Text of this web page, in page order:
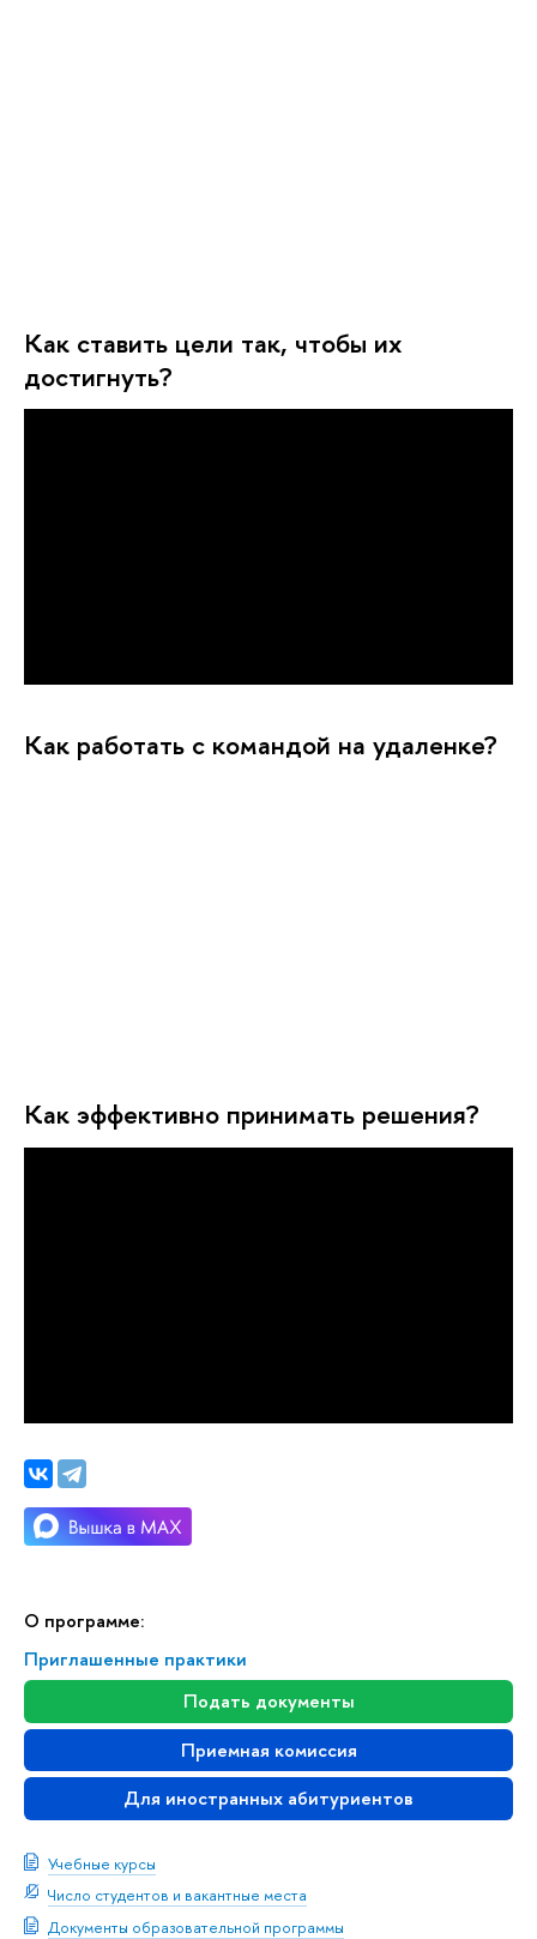
О программе:
Приглашенные практики
Подать документы
Приемная комиссия
Для иностранных абитуриентов
Учебные курсы
Число студентов и вакантные места
Документы образовательной программы
Как ставить цели так, чтобы их
достигнуть?
Как работать с командой на удаленке?
Как эффективно принимать решения?